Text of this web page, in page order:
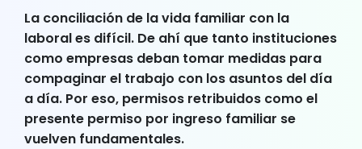
La conciliación de la vida familiar con la
laboral es difícil. De ahí que tanto instituciones
como empresas deban tomar medidas para
compaginar el trabajo con los asuntos del día
a día. Por eso, permisos retribuidos como el
presente permiso por ingreso familiar se
vuelven fundamentales.